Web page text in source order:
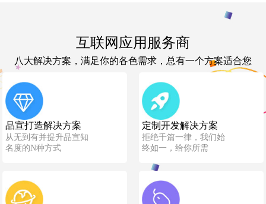
互联网应用服务商
八大解决方案，满足你的各色需求，总有一个方案适合您
品宣打造解决方案
从无到有并提升品宣知
名度的N种方式
定制开发解决方案
拒绝千篇一律，我们始
终如一，给你所需